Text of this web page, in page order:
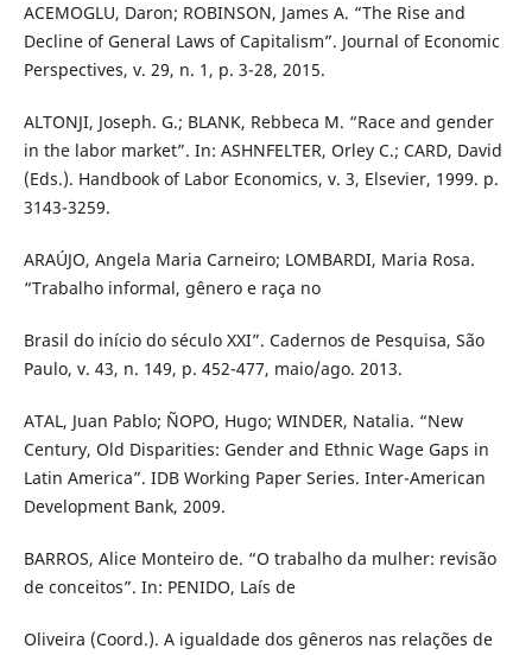
ACEMOGLU, Daron; ROBINSON, James A. “The Rise and
Decline of General Laws of Capitalism”. Journal of Economic
Perspectives, v. 29, n. 1, p. 3-28, 2015.
ALTONJI, Joseph. G.; BLANK, Rebbeca M. “Race and gender
in the labor market”. In: ASHNFELTER, Orley C.; CARD, David
(Eds.). Handbook of Labor Economics, v. 3, Elsevier, 1999. p.
3143-3259.
ARAÚJO, Angela Maria Carneiro; LOMBARDI, Maria Rosa.
“Trabalho informal, gênero e raça no
Brasil do início do século XXI”. Cadernos de Pesquisa, São
Paulo, v. 43, n. 149, p. 452-477, maio/ago. 2013.
ATAL, Juan Pablo; ÑOPO, Hugo; WINDER, Natalia. “New
Century, Old Disparities: Gender and Ethnic Wage Gaps in
Latin America”. IDB Working Paper Series. Inter-American
Development Bank, 2009.
BARROS, Alice Monteiro de. “O trabalho da mulher: revisão
de conceitos”. In: PENIDO, Laís de
Oliveira (Coord.). A igualdade dos gêneros nas relações de